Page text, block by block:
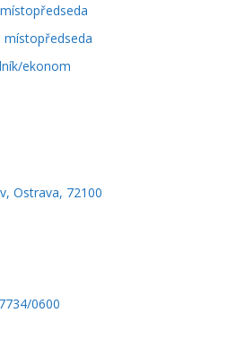
místopředseda
ekonom
Ostrava, 72100
0600